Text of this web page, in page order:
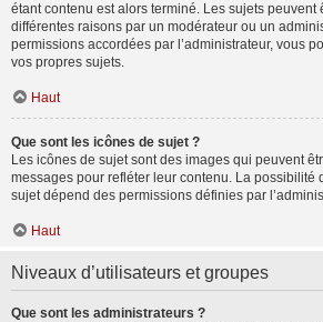
étant contenu est alors terminé. Les sujets peuvent
différentes raisons par un modérateur ou un
permissions accordées par l’administrateur, vous
vos propres sujets.
Haut
Que sont les icônes de sujet ?
Les icônes de sujet sont des images qui peuvent
messages pour refléter leur contenu. La possibilité
sujet dépend des permissions définies par
Haut
Niveaux d’utilisateurs et groupes
Que sont les administrateurs ?